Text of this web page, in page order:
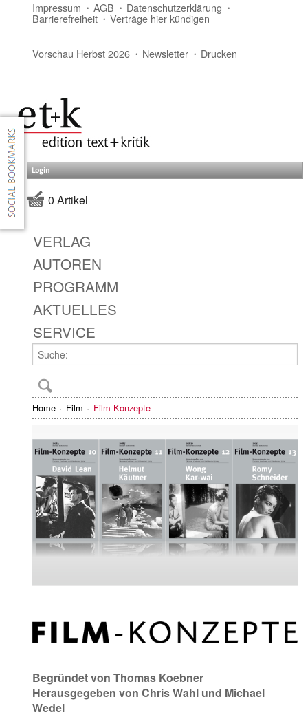
Impressum AGB Datenschutzerklärung
Barrierefreiheit Verträge hier kündigen
Vorschau Herbst 2026 Newsletter Drucken
Login
0 Artikel
VERLAG
AUTOREN
PROGRAMM
AKTUELLES
SERVICE
Home Film Film-Konzepte
Begründet von Thomas Koebner
Herausgegeben von Chris Wahl und Michael
Wedel